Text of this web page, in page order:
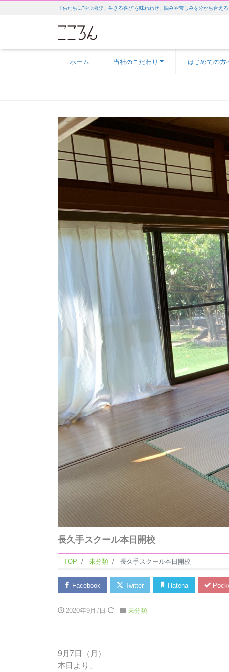
子供たちに”学ぶ喜び、生きる喜び”を味わわせ、悩みや苦しみを分かち合え
ホーム 当社のこだわり はじめての方
長久手スクール本日開校
TOP 未分類 長久手スクール本日開校
Facebook Twitter Hatena
2020年9月7日 未分類
9月7日（月）
本日より、